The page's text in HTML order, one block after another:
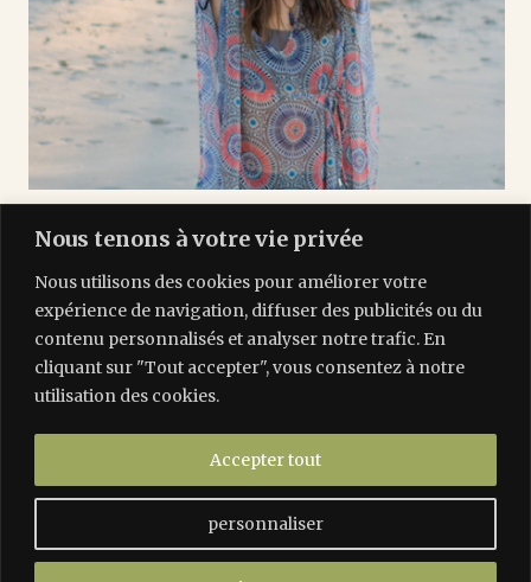
Nous tenons à votre vie privée
Nous utilisons des cookies pour améliorer votre
expérience de navigation, diffuser des publicités ou du
contenu personnalisés et analyser notre trafic. En
cliquant sur "Tout accepter", vous consentez à notre
utilisation des cookies.
personnaliser
Accepter tout
du 13 au 15 décembre 2019
Winter Retreat
Les Tilleuls Étretat | 45 rue Isabey, 76790 Étretat |